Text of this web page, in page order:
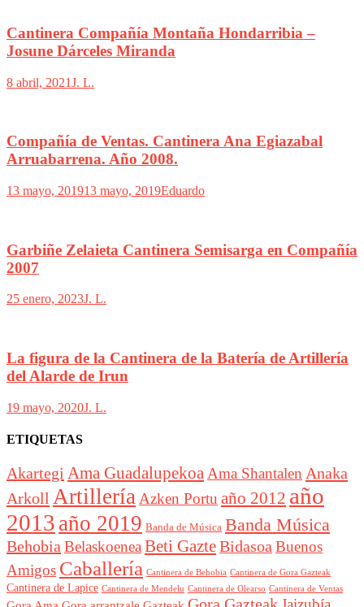
Cantinera Compañía Montaña Hondarribia –
Josune Dárceles Miranda
8 abril, 2021J. L.
Compañía de Ventas. Cantinera Ana Egiazabal
Arruabarrena. Año 2008.
13 mayo, 201913 mayo, 2019Eduardo
Garbiñe Zelaieta Cantinera Semisarga en Compañía
2007
25 enero, 2023J. L.
La figura de la Cantinera de la Batería de Artillería
del Alarde de Irun
19 mayo, 2020J. L.
ETIQUETAS
Akartegi Ama GuadalupekoaAma Shantalen Anaka
Arkoll ArtilleríaAzken Portu año 2012 año
2013 año 2019 Banda de Música Banda Música
BehobiaBelaskoeneaBeti GazteBidasoaBuenos
Amigos Caballería Cantinera de Behobia Cantinera de Gora Gazteak
Cantinera de Lapice Cantinera de Mendelu Cantinera de Olearso Cantinera de Ventas